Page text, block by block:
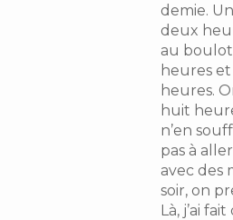
demie.
deux
au
heures
heures.
huit
n’en
pas à
avec des
soir, on
Là, j’ai